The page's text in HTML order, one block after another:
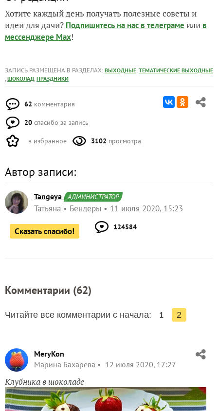
Хотите каждый день получать полезные советы и
идеи для дачи? Подпишитесь на нас в телеграме или в
мессенджере Max!
ЗАПИСЬ РАЗМЕЩЕНА В РАЗДЕЛАХ: ВЫХОДНЫЕ, ТЕМАТИЧЕСКИЕ ВЫХОДНЫЕ
, ШОКОЛАД, ПРАЗДНИКИ
62 комментария
20 спасибо за запись
в избранное 3102 просмотра
Автор записи:
Tangeya АДМИНИСТРАТОР
Татьяна Бендеры 11 июля 2020, 15:23
Сказать спасибо! 124584
Комментарии (62)
Читайте все комментарии с начала: 1 2
MeryKon
Марина Бахарева
12 июля 2020, 17:27
Клубника в шоколаде